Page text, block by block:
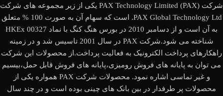
شرکت (PAX Technology Limited (PAX یکی از زیر مجموعه های شرکت
PAX Global Technology Ltd. است که سهام آن به صورت 100 % متعلق
به آن است و از دسامبر 2010 در بورس هنگ کنگ با نماد HKEx 00327
شناخته می شود.شرکت PAX در سال 2001 تاسیس شد و در زمینه
راهکارهای پرداخت الکترونیک به فعالیت پرداخت.از محصولات این شرکت
می توان به پایانه های فروش رومیزی،پایانه های فروش قابل حمل،بیسیم
و غیر تماسی اشاره نمود. محصولات شرکت PAX همواره یکی از
محصولات پر طرفدار در بین بانک های چینی بوده است و در چند سال